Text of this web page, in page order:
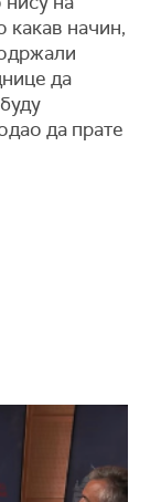
начин,
да
да прате